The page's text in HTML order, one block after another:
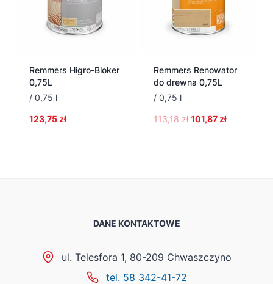
Remmers Higro-Bloker
0,75L
/ 0,75 l
123,75 zł
Remmers Renowator
do drewna 0,75L
/ 0,75 l
113,18zł Pierwotna
101,87 złAktualna
DANE KONTAKTOWE
ul. Telesfora 1, 80-209 Chwaszczyno
tel. 58 342-41-72